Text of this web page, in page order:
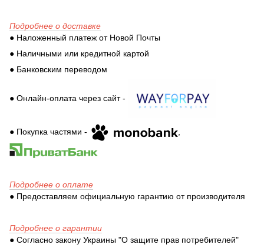
Подробнее о доставке
● Наложенный платеж от Новой Почты
● Наличными или кредитной картой
● Банковским переводом
● Онлайн-оплата через сайт -
● Покупка частями - ,
Подробнее о оплате
● Предоставляем официальную гарантию от производителя
Подробнее о гарантии
● Согласно закону Украины "О защите прав потребителей"